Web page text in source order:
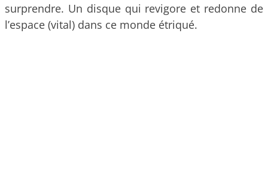
surprendre. Un disque qui revigore et redonne de
l’espace (vital) dans ce monde étriqué.